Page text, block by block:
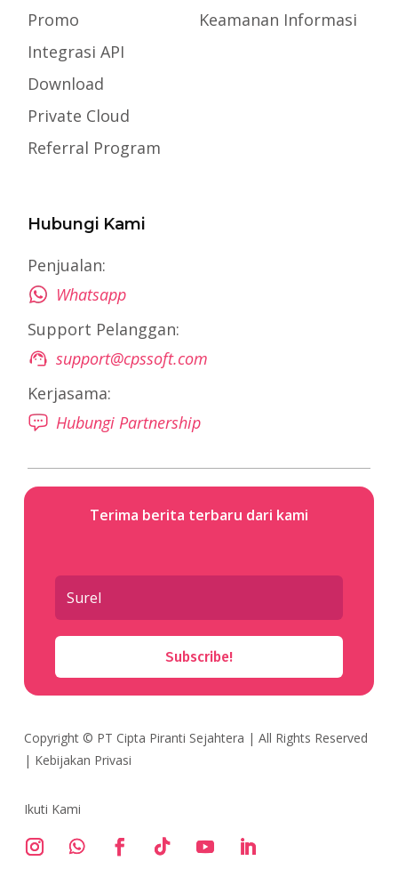
Promo
Integrasi API
Download
Private Cloud
Referral Program
Keamanan Informasi
Hubungi Kami
Penjualan:
Whatsapp
Support Pelanggan:
support@cpssoft.com
Kerjasama:
Hubungi Partnership
Terima berita terbaru dari kami
Subscribe!
Copyright © PT Cipta Piranti Sejahtera | All Rights Reserved
| Kebijakan Privasi
Ikuti Kami